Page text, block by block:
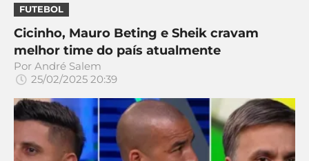
ONLINE
2026
GRÊMIO
ATLÉTICO
MG
CRUZEIRO
FUTEBOL
Cicinho, Mauro Beting e Sheik cravam
melhor time do país atualmente
Por André Salem
25/02/2025 20:39